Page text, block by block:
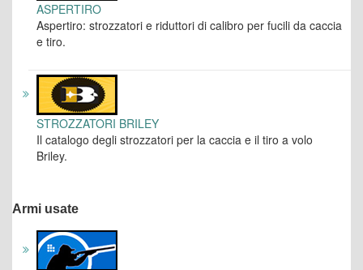
ASPERTIRO
Aspertiro: strozzatori e riduttori di calibro per fucili da caccia
e tiro.
STROZZATORI BRILEY
Il catalogo degli strozzatori per la caccia e il tiro a volo
Briley.
Armi usate